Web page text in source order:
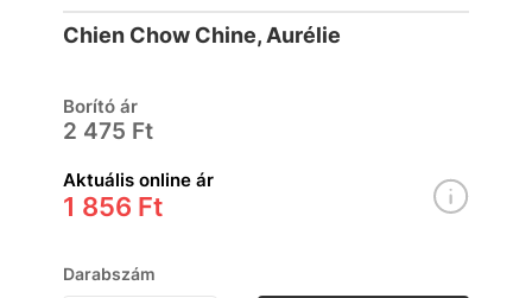
Chien Chow Chine, Aurélie
Borító ár
2 475 Ft
Aktuális online ár
1 856 Ft
Darabszám